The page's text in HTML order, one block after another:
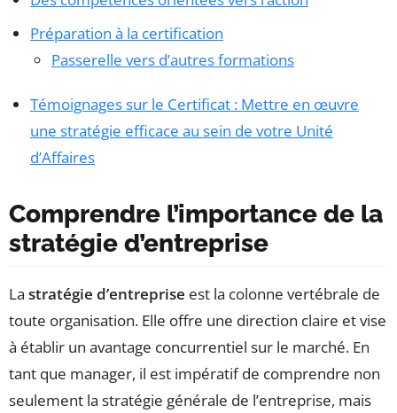
Préparation à la certification
Passerelle vers d’autres formations
Témoignages sur le Certificat : Mettre en œuvre
une stratégie efficace au sein de votre Unité
d’Affaires
Comprendre l’importance de la
stratégie d’entreprise
La stratégie d’entreprise est la colonne vertébrale de
toute organisation. Elle offre une direction claire et vise
à établir un avantage concurrentiel sur le marché. En
tant que manager, il est impératif de comprendre non
seulement la stratégie générale de l’entreprise, mais